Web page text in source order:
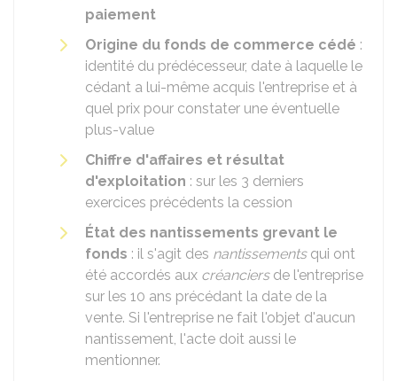
paiement
Origine du fonds de commerce cédé :
identité du prédécesseur, date à laquelle le
cédant a lui-même acquis l'entreprise et à
quel prix pour constater une éventuelle
plus-value
Chiffre d'affaires et résultat
d'exploitation : sur les 3 derniers
exercices précédents la cession
État des nantissements grevant le
fonds : il s'agit des nantissementsqui ont
été accordés aux créanciersde l'entreprise
sur les 10 ans précédant la date de la
vente. Si l'entreprise ne fait l'objet d'aucun
nantissement, l'acte doit aussi le
mentionner.